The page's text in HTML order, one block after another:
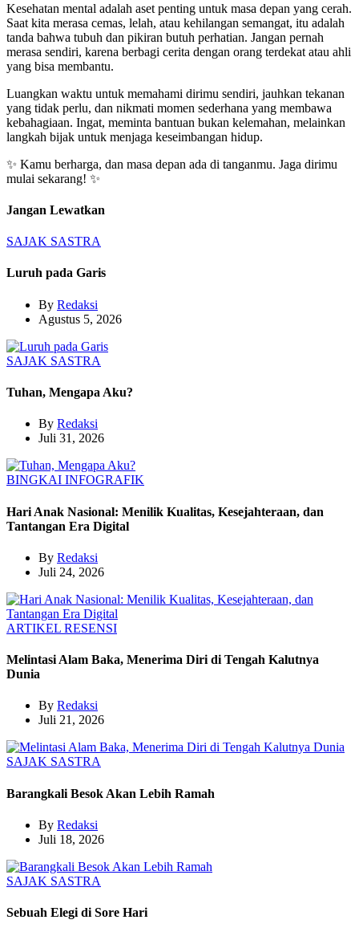
Kesehatan mental adalah aset penting untuk masa depan yang cerah.
Saat kita merasa cemas, lelah, atau kehilangan semangat, itu adalah
tanda bahwa tubuh dan pikiran butuh perhatian. Jangan pernah
merasa sendiri, karena berbagi cerita dengan orang terdekat atau ahli
yang bisa membantu.
Luangkan waktu untuk memahami dirimu sendiri, jauhkan tekanan
yang tidak perlu, dan nikmati momen sederhana yang membawa
kebahagiaan. Ingat, meminta bantuan bukan kelemahan, melainkan
langkah bijak untuk menjaga keseimbangan hidup.
✨ Kamu berharga, dan masa depan ada di tanganmu. Jaga dirimu
mulai sekarang! ✨
Jangan Lewatkan
SAJAK SASTRA
Luruh pada Garis
By Redaksi
Agustus 5, 2026
SAJAK SASTRA
Tuhan, Mengapa Aku?
By Redaksi
Juli 31, 2026
BINGKAI INFOGRAFIK
Hari Anak Nasional: Menilik Kualitas, Kesejahteraan, dan
Tantangan Era Digital
By Redaksi
Juli 24, 2026
ARTIKEL RESENSI
Melintasi Alam Baka, Menerima Diri di Tengah Kalutnya
Dunia
By Redaksi
Juli 21, 2026
SAJAK SASTRA
Barangkali Besok Akan Lebih Ramah
By Redaksi
Juli 18, 2026
SAJAK SASTRA
Sebuah Elegi di Sore Hari